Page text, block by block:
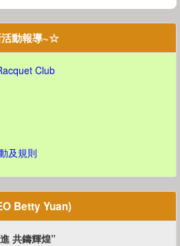
動報導~☆
Club
及規則
Betty Yuan)
共鑄輝煌”